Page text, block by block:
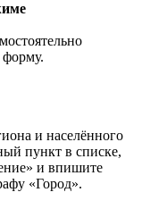
форму.
и населённого
пункт в списке,
и впишите
«Город».